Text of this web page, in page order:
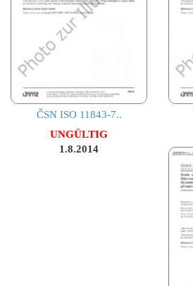
ČSN ISO 11843-7..
UNGÜLTIG
1.8.2014